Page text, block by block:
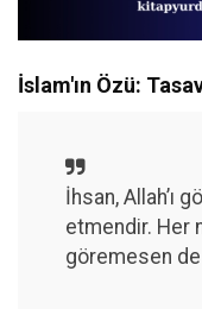
İslam'ın Özü:
İhsan, Allah’ı
etmendir. Her
göremesen